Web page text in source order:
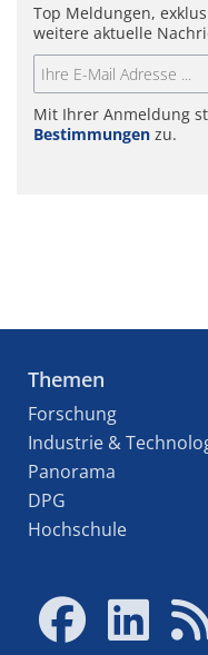
Top Meldungen,
weitere aktuelle
Mit Ihrer Anmeldung
Bestimmungen zu.
Themen
Forschung
Industrie &
Panorama
DPG
Hochschule